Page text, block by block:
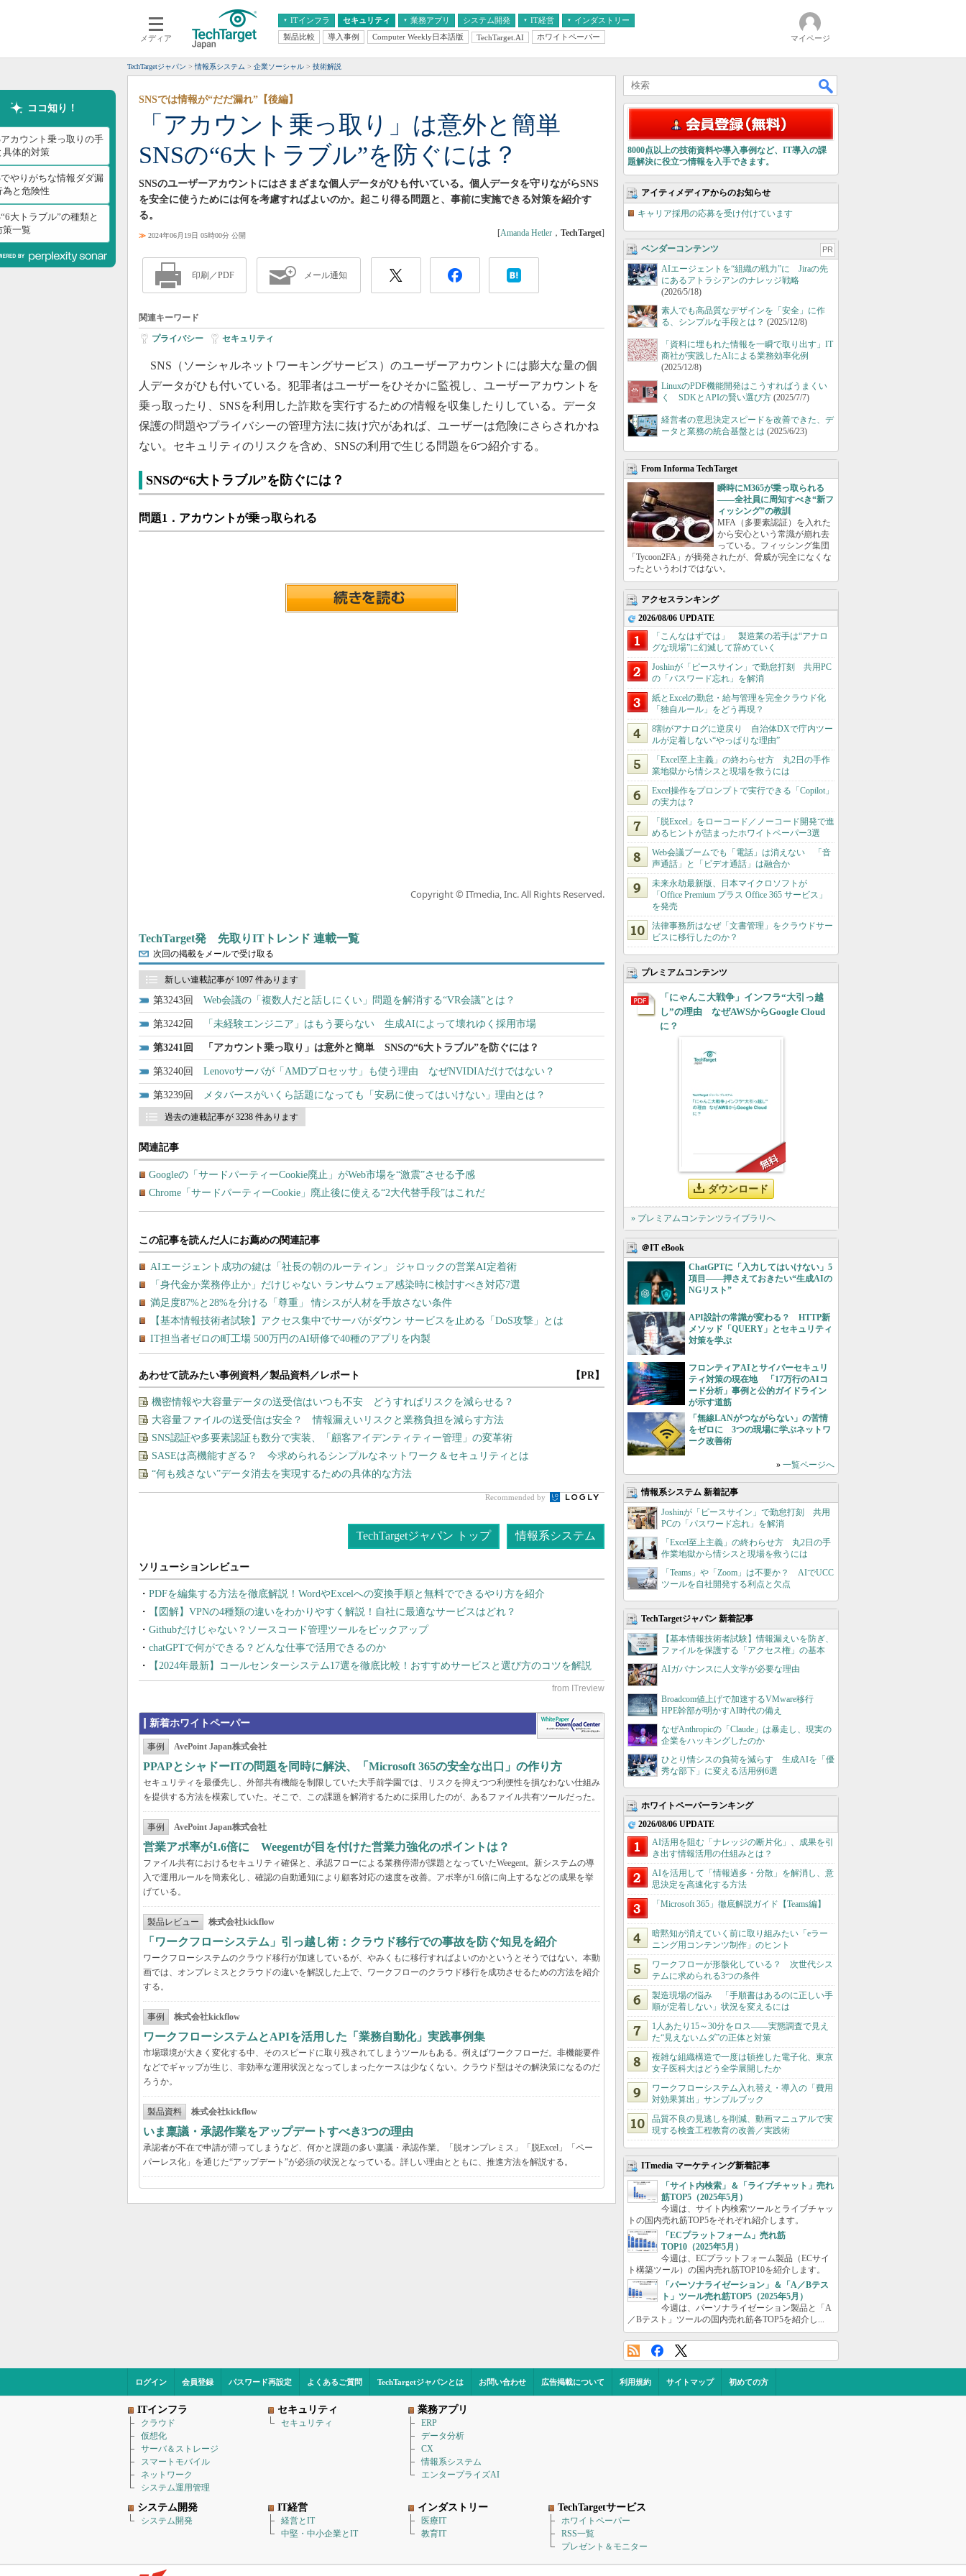
メディア
ITインフラ
クラウド
スマートモバイル
ネットワーク
システム運用管理
セキュリティ 業務アプリ
エンタープライズAI
ERP
CX
情報系システム
システム開発 IT経営
経営とIT
インダストリー
医療IT
製品比較 導入事例 Computer Weekly日本語版 TechTarget.AI ホワイトペーパー マイページ
TechTargetジャパン 情報系システム 企業ソーシャル 技術解説
ココ知り！
アカウント乗っ取りの手
具体的対策
でやりがちな情報ダダ漏
為と危険性
大トラブル”の種類と
策一覧
「アカウント乗っ取り」は意外と簡単
SNSの“6大トラブル”を防ぐには？
SNSでは情報が“だだ漏れ”【後編】
SNSのユーザーアカウントにはさまざまな個人データがひも付いている。個人データを守りながらSNS
を安全に使うためには何を考慮すればよいのか。起こり得る問題と、事前に実施できる対策を紹介す
る。
≫ 2024年06月19日 05時00分 公開 [Amanda Hetler ， TechTarget]
印刷／PDF メール通知
関連キーワード
プライバシー セキュリティ
SNS（ソーシャルネットワーキングサービス）のユーザーアカウントには膨大な量の個
人データがひも付いている。犯罪者はユーザーをひそかに監視し、ユーザーアカウントを
乗っ取ったり、SNSを利用した詐欺を実行するための情報を収集したりしている。データ
保護の問題やプライバシーの管理方法に抜け穴があれば、ユーザーは危険にさらされかね
ない。セキュリティのリスクを含め、SNSの利用で生じる問題を6つ紹介する。
SNSの“6大トラブル”を防ぐには？
問題1．アカウントが乗っ取られる
Copyright © ITmedia, Inc. All Rights Reserved.
TechTarget発 先取りITトレンド 連載一覧
次回の掲載をメールで受け取る
新しい連載記事が 1097 件あります
3243 Web会議の「複数人だと話しにくい」問題を解消する“VR会議”とは？
3242 「未経験エンジニア」はもう要らない 生成AIによって壊れゆく採用市場
3241 「アカウント乗っ取り」は意外と簡単 SNSの“6大トラブル”を防ぐには？
3240 Lenovoサーバが「AMDプロセッサ」も使う理由 なぜNVIDIAだけではない？
3239 メタバースがいくら話題になっても「安易に使ってはいけない」理由とは？
過去の連載記事が 3238 件あります
関連記事
Googleの「サードパーティーCookie廃止」がWeb市場を“激震”させる予感
Chrome「サードパーティーCookie」廃止後に使える“2大代替手段”はこれだ
あわせて読みたい事例資料／製品資料／レポート 【PR】
機密情報や大容量データの送受信はいつも不安 どうすればリスクを減らせる？
大容量ファイルの送受信は安全？ 情報漏えいリスクと業務負担を減らす方法
SNS認証や多要素認証も数分で実装、「顧客アイデンティティー管理」の変革術
SASEは高機能すぎる？ 今求められるシンプルなネットワーク＆セキュリティとは
“何も残さない”データ消去を実現するための具体的な方法
Recommended by
TechTargetジャパン トップ 情報系システム
PDFを編集する方法を徹底解説！WordやExcelへの変換手順と無料でできるやり方を紹介
【図解】VPNの4種類の違いをわかりやすく解説！自社に最適なサービスはどれ？
Githubだけじゃない？ソースコード管理ツールをピックアップ
chatGPTで何ができる？どんな仕事で活用できるのか
【2024年最新】コールセンターシステム17選を徹底比較！おすすめサービスと選び方のコツを解説
新着ホワイトペーパー
事例 AvePoint Japan株式会社
PPAPとシャドーITの問題を同時に解決、「Microsoft 365の安全な出口」の作り方
セキュリティを最優先し、外部共有機能を制限していた大手前学園では、リスクを抑えつつ利便性を損なわない仕組み
を提供する方法を模索していた。そこで、この課題を解消するために採用したのが、あるファイル共有ツールだった。
事例 AvePoint Japan株式会社
営業アポ率が1.6倍に Weegentが目を付けた営業力強化のポイントは？
ファイル共有におけるセキュリティ確保と、承認フローによる業務停滞が課題となっていたWeegent。新システムの導
入で運用ルールを簡素化し、確認の自動通知により顧客対応の速度を改善。アポ率が1.6倍に向上するなどの成果を挙
げている。
製品レビュー 株式会社kickflow
「ワークフローシステム」引っ越し術：クラウド移行での事故を防ぐ知見を紹介
ワークフローシステムのクラウド移行が加速しているが、やみくもに移行すればよいのかというとそうではない。本動
画では、オンプレミスとクラウドの違いを解説した上で、ワークフローのクラウド移行を成功させるための方法を紹介
する。
事例 株式会社kickflow
ワークフローシステムとAPIを活用した「業務自動化」実践事例集
市場環境が大きく変化する中、そのスピードに取り残されてしまうツールもある。例えばワークフローだ。非機能要件
などでギャップが生じ、非効率な運用状況となってしまったケースは少なくない。クラウド型はその解決策になるのだ
ろうか。
製品資料 株式会社kickflow
いま稟議・承認作業をアップデートすべき3つの理由
承認者が不在で申請が滞ってしまうなど、何かと課題の多い稟議・承認作業。「脱オンプレミス」「脱Excel」「ペー
パーレス化」を通じた“アップデート”が必須の状況となっている。詳しい理由とともに、推進方法を解説する。
8000点以上の技術資料や導入事例など、IT導入の課
題解決に役立つ情報を入手できます。
アイティメディアからのお知らせ
キャリア採用の応募を受け付けています
ベンダーコンテンツ PR
AIエージェントを“組織の戦力”に Jiraの先
にあるアトラシアンのナレッジ戦略
(2026/5/18)
素人でも高品質なデザインを「安全」に作
る、シンプルな手段とは？ (2025/12/8)
「資料に埋もれた情報を一瞬で取り出す」IT
商社が実践したAIによる業務効率化例
(2025/12/8)
LinuxのPDF機能開発はこうすればうまくい
く SDKとAPIの賢い選び方 (2025/7/7)
経営者の意思決定スピードを改善できた、デ
ータと業務の統合基盤とは (2025/6/23)
From Informa TechTarget
瞬時にM365が乗っ取られる
――全社員に周知すべき“新フ
ィッシング”の教訓
MFA（多要素認証）を入れた
から安心という常識が崩れ去
っている。フィッシング集団
「Tycoon2FA」が摘発されたが、脅威が完全になくな
ったというわけではない。
アクセスランキング
2026/08/06 UPDATE
「こんなはずでは」 製造業の若手は“アナロ
グな現場”に幻滅して辞めていく
Joshinが「ピースサイン」で勤怠打刻 共用PC
の「パスワード忘れ」を解消
紙とExcelの勤怠・給与管理を完全クラウド化
「独自ルール」をどう再現？
8割がアナログに逆戻り 自治体DXで庁内ツー
ルが定着しない“やっぱりな理由”
「Excel至上主義」の終わらせ方 丸2日の手作
業地獄から情シスと現場を救うには
Excel操作をプロンプトで実行できる「Copilot」
の実力は？
「脱Excel」をローコード／ノーコード開発で進
めるヒントが詰まったホワイトペーパー3選
Web会議ブームでも「電話」は消えない 「音
声通話」と「ビデオ通話」は融合か
未来永劫最新版、日本マイクロソフトが
「Office Premium プラス Office 365 サービス」
を発売
法律事務所はなぜ「文書管理」をクラウドサー
ビスに移行したのか？
プレミアムコンテンツ
「にゃんこ大戦争」インフラ“大引っ越
し”の理由 なぜAWSからGoogle Cloud
に？
ダウンロード
» プレミアムコンテンツライブラリへ
＠IT eBook
ChatGPTに「入力してはいけない」5
項目――押さえておきたい“生成AIの
NGリスト”
API設計の常識が変わる？ HTTP新
メソッド「QUERY」とセキュリティ
対策を学ぶ
フロンティアAIとサイバーセキュリ
ティ対策の現在地 「17万行のAIコ
ード分析」事例と公的ガイドライン
が示す道筋
「無線LANがつながらない」の苦情
をゼロに 3つの現場に学ぶネットワ
ーク改善術
» 一覧ページへ
情報系システム 新着記事
Joshinが「ピースサイン」で勤怠打刻 共用
PCの「パスワード忘れ」を解消
「Excel至上主義」の終わらせ方 丸2日の手
作業地獄から情シスと現場を救うには
「Teams」や「Zoom」は不要か？ AIでUCC
ツールを自社開発する利点と欠点
TechTargetジャパン 新着記事
【基本情報技術者試験】情報漏えいを防ぎ、
ファイルを保護する「アクセス権」の基本
AIガバナンスに人文学が必要な理由
Broadcom値上げで加速するVMware移行
HPE幹部が明かすAI時代の備え
なぜAnthropicの「Claude」は暴走し、現実の
企業をハッキングしたのか
ひとり情シスの負荷を減らす 生成AIを「優
秀な部下」に変える活用例6選
ホワイトペーパーランキング
2026/08/06 UPDATE
AI活用を阻む「ナレッジの断片化」、成果を引
き出す情報活用の仕組みとは？
AIを活用して「情報過多・分散」を解消し、意
思決定を高速化する方法
「Microsoft 365」徹底解説ガイド【Teams編】
暗黙知が消えていく前に取り組みたい「eラー
ニング用コンテンツ制作」のヒント
ワークフローが形骸化している？ 次世代シス
テムに求められる3つの条件
製造現場の悩み 「手順書はあるのに正しい手
順が定着しない」状況を変えるには
1人あたり15～30分をロス――実態調査で見え
た“見えないムダ”の正体と対策
複雑な組織構造で一度は頓挫した電子化、東京
女子医科大はどう全学展開したか
ワークフローシステム入れ替え・導入の「費用
対効果算出」サンプルブック
品質不良の見逃しを削減、動画マニュアルで実
現する検査工程教育の改善／実践術
ITmedia マーケティング新着記事
「サイト内検索」＆「ライブチャット」売れ
筋TOP5（2025年5月）
今週は、サイト内検索ツールとライブチャッ
トの国内売れ筋TOP5をそれぞれ紹介します。
「ECプラットフォーム」売れ筋
TOP10（2025年5月）
今週は、ECプラットフォーム製品（ECサイ
ト構築ツール）の国内売れ筋TOP10を紹介します。
「パーソナライゼーション」＆「A／Bテス
ト」ツール売れ筋TOP5（2025年5月）
今週は、パーソナライゼーション製品と「A
／Bテスト」ツールの国内売れ筋各TOP5を紹介し...
ログイン 会員登録 パスワード再設定 よくあるご質問 TechTargetジャパンとは お問い合わせ 広告掲載について 利用規約 サイトマップ 初めての方
ITインフラ
クラウド
仮想化
サーバ＆ストレージ
スマートモバイル
ネットワーク
システム運用管理
セキュリティ
セキュリティ
業務アプリ
ERP
データ分析
CX
情報系システム
エンタープライズAI
システム開発
システム開発
IT経営
経営とIT
中堅・中小企業とIT
インダストリー
医療IT
教育IT
TechTargetサービス
ホワイトペーパー
RSS一覧
プレゼント＆モニター